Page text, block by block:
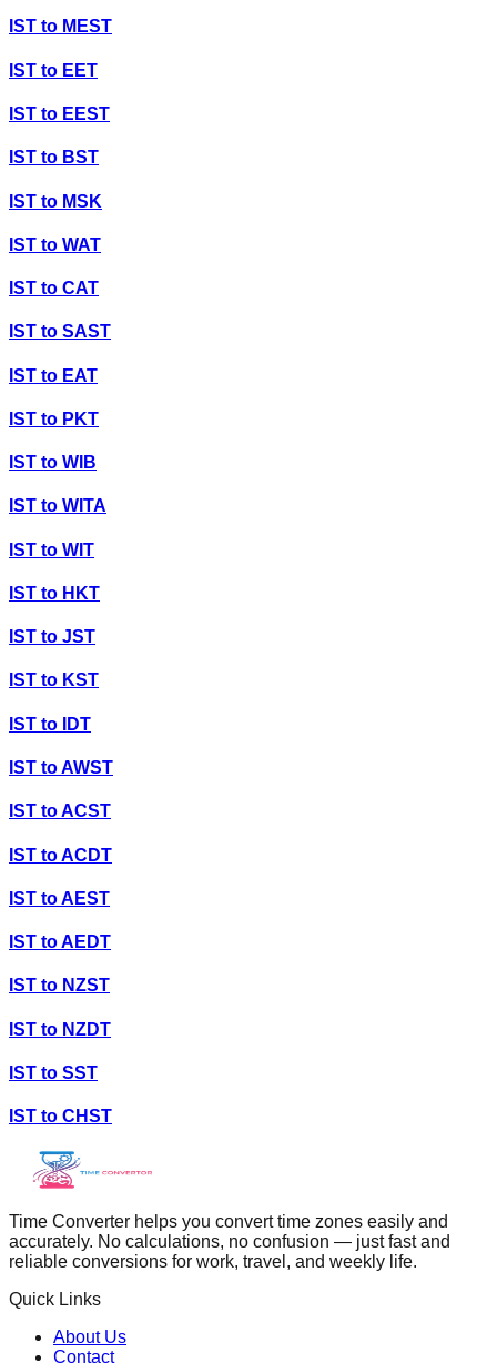
IST to MEST
IST to EET
IST to EEST
IST to BST
IST to MSK
IST to WAT
IST to CAT
IST to SAST
IST to EAT
IST to PKT
IST to WIB
IST to WITA
IST to WIT
IST to HKT
IST to JST
IST to KST
IST to IDT
IST toAWST
IST toACST
IST toACDT
IST toAEST
IST toAEDT
IST to NZST
IST to NZDT
IST to SST
IST to CHST
Time Converter helps you convert time zones easily and
accurately. No calculations, no confusion — just fast and
reliable conversions for work, travel, and weekly life.
Quick Links
About Us
Contact